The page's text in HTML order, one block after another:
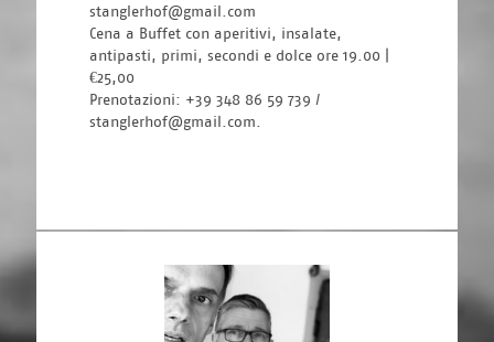
stanglerhof@gmail.com
Cena a Buffet con aperitivi, insalate,
antipasti, primi, secondi e dolce ore 19.00 |
€25,00
Prenotazioni: +39 348 86 59 739 /
stanglerhof@gmail.com.